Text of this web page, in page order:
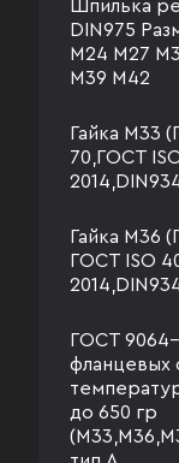
Шпилька
DIN975
М24 М27
М39 М42
Гайка М33
70,ГОСТ
Гайка М36
ГОСТ ISO
ГОСТ 9064-
фланцевых
до 650 гр